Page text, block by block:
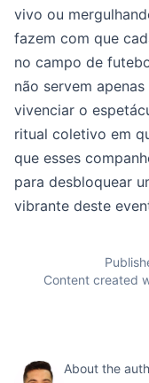
vivo ou
fazem com que
no campo de
não servem
vivenciar o
ritual coletivo em
que esses
para desbloquear
vibrante deste
Content created
About the